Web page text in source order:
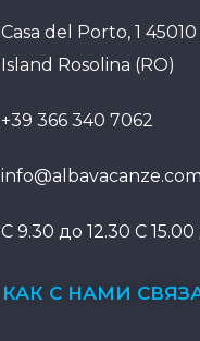
Casa del Porto, 1
Island Rosolina (RO)
+39 366 340 7062
info@albavacanze.com
С 9.30 до 12.30 С 15.00
КАК С НАМИ